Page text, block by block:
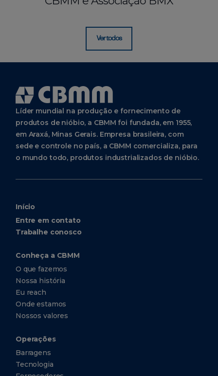
Ver todos
Líder mundial na produção e fornecimento de
produtos de nióbio, a CBMM foi fundada, em 1955,
em Araxá, Minas Gerais. Empresa brasileira, com
sede e controle no país, a CBMM comercializa, para
o mundo todo, produtos industrializados de nióbio.
Início
Entre em contato
Trabalhe conosco
Conheça a CBMM
O que fazemos
Nossa história
Eu reach
Onde estamos
Nossos valores
Operações
Barragens
Tecnologia